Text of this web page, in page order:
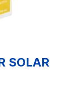
SOLAR